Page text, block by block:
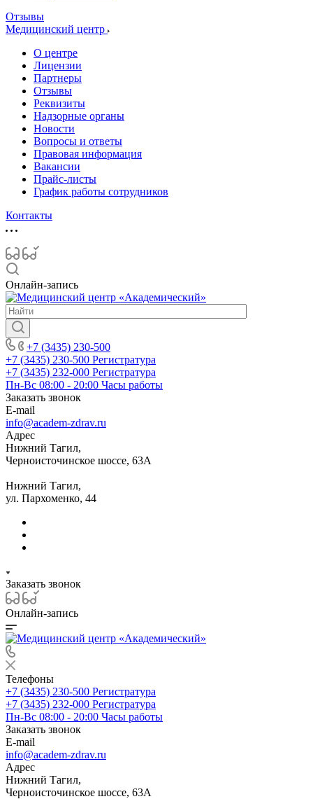
Отзывы
Медицинский центр
О центре
Лицензии
Партнеры
Отзывы
Реквизиты
Надзорные органы
Новости
Вопросы и ответы
Правовая информация
Вакансии
Прайс-листы
График работы сотрудников
Контакты
Онлайн-запись
+7 (3435) 230-500
+7 (3435) 230-500 Регистратура
+7 (3435) 232-000 Регистратура
Пн-Вс 08:00 - 20:00 Часы работы
Заказать звонок
E-mail
info@academ-zdrav.ru
Адрес
Нижний Тагил,
Черноисточинское шоссе, 63А
Нижний Тагил,
ул. Пархоменко, 44
Заказать звонок
Онлайн-запись
Телефоны
+7 (3435) 230-500 Регистратура
+7 (3435) 232-000 Регистратура
Пн-Вс 08:00 - 20:00 Часы работы
Заказать звонок
E-mail
info@academ-zdrav.ru
Адрес
Нижний Тагил,
Черноисточинское шоссе, 63А